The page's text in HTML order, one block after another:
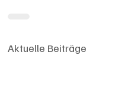
Aktuelle Beiträge